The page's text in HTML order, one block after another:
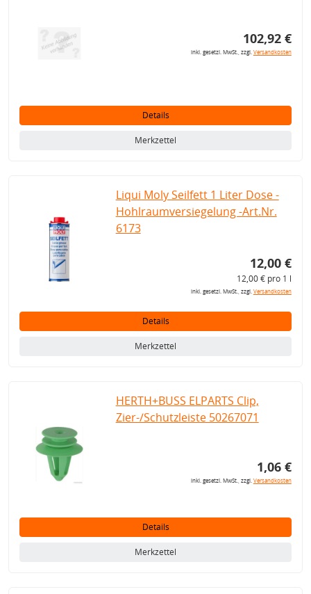
102,92 €
inkl. gesetzl. MwSt., zzgl.Versandkosten
Details
Merkzettel
Liqui Moly Seilfett 1 Liter Dose -
Hohlraumversiegelung -Art.Nr.
6173
12,00 €
12,00 € pro 1 l
inkl. gesetzl. MwSt., zzgl.Versandkosten
Details
Merkzettel
HERTH+BUSS ELPARTS Clip,
Zier-/Schutzleiste 50267071
1,06 €
inkl. gesetzl. MwSt., zzgl.Versandkosten
Details
Merkzettel